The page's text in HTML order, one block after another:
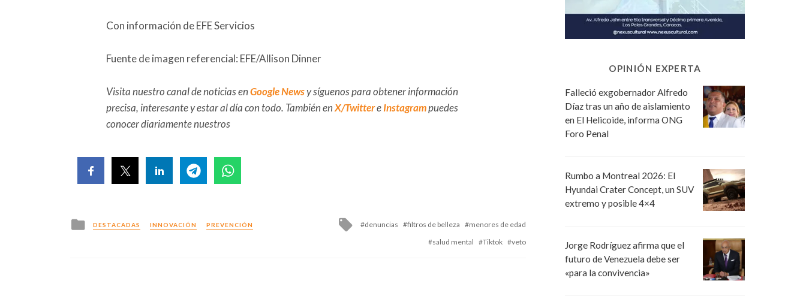
Con información de EFE Servicios
Fuente de imagen referencial: EFE/Allison Dinner
Visita nuestro canal de noticias enGoogle Newsy síguenos para obtener información
precisa, interesante y estar al día con todo. También enX/TwittereInstagrampuedes
conocer diariamente nuestros
Posted
in
DESTACADAS INNOVACIÓN PREVENCIÓN
Tagged
denuncias filtros de belleza
menores de edad
salud mental
Tiktok veto
OPINIÓN EXPERTA
Falleció exgobernador Alfredo
Díaz tras un año de aislamiento
en El Helicoide, informa ONG
Foro Penal
Rumbo a Montreal 2026: El
Hyundai Crater Concept, un SUV
extremo y posible 4×4
Jorge Rodríguez afirma que el
futuro de Venezuela debe ser
«para la convivencia»